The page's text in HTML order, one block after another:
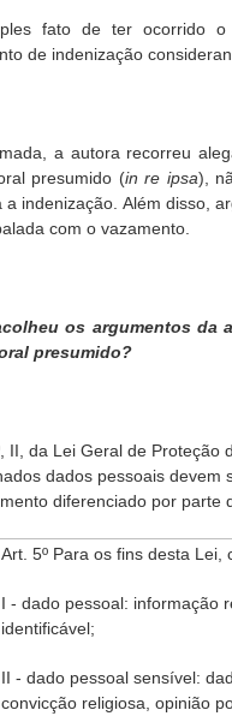
fato de ter ocorrido o
de indenização
a autora recorreu
presumido (in re ipsa),
a indenização. Além disso,
com o vazamento.
os argumentos da
presumido?
II, da Lei Geral de Proteção
dados pessoais devem
diferenciado por parte
Art. 5º Para os fins desta Lei,
I - dado pessoal: informação
identificável;
II - dado pessoal sensível:
convicção religiosa, opinião